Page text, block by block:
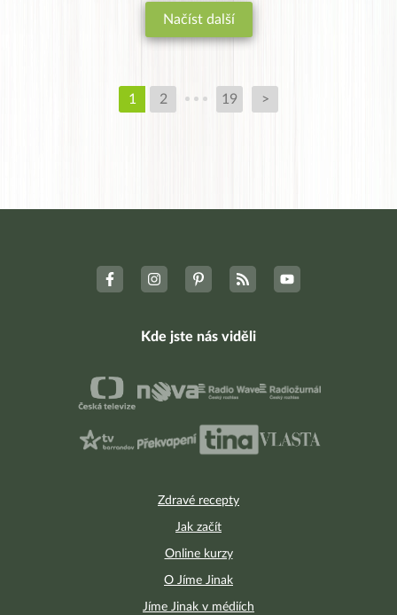
Načíst další
1 2 19 >
Zdravé recepty
Jak začít
Online kurzy
O Jíme Jinak
Jíme Jinak v médiích
Kde jste nás viděli